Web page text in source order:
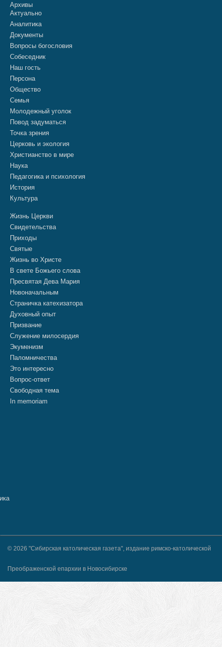
Архивы
Актуально
Аналитика
Документы
Вопросы богословия
Собеседник
Наш гость
Персона
Общество
Семья
Молодежный уголок
Повод задуматься
Точка зрения
Церковь и экология
Христианство в мире
Наука
Педагогика и психология
История
Культура
Жизнь Церкви
Свидетельства
Приходы
Святые
Жизнь во Христе
В свете Божьего слова
Пресвятая Дева Мария
Новоначальным
Страничка катехизатора
Духовный опыт
Призвание
Служение милосердия
Экуменизм
Паломничества
Это интересно
Вопрос-ответ
Свободная тема
In memoriam
© 2026 "Сибирская католическая газета", издание римско-католической
Преображенской епархии в Новосибирске